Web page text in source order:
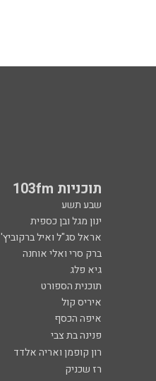
תוכניות 103fm
שבע תשע
ינון מגל ובן כספית
אראל סג"ל ואיל ברקוביץ'
ברק סרי ואלי אוחנה
גיא פלג
תוכנית הספורט
איריס קול
איפה הכסף
פנינה בת צבי
רון קופמן ואריה אלדד
רז שכניק